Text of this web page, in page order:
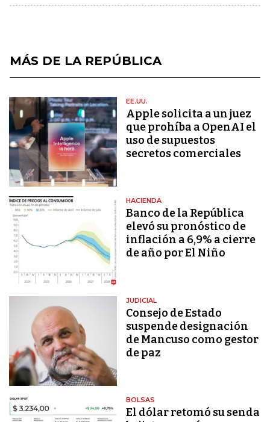
MÁS DE LA REPÚBLICA
EE.UU.
Apple solicita a un juez
que prohíba a OpenAI el
uso de supuestos
secretos comerciales
HACIENDA
Banco de la República
elevó su pronóstico de
inflación a 6,9% a cierre
de año por El Niño
JUDICIAL
Consejo de Estado
suspende designación
de Mancuso como gestor
de paz
BOLSAS
El dólar retomó su senda